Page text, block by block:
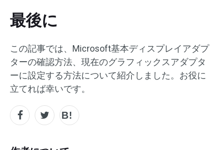
最後に
この記事では、Microsoft基本ディスプレイアダプ
ターの確認方法、現在のグラフィックスアダプタ
ーに設定する方法について紹介しました。お役に
立てれば幸いです。